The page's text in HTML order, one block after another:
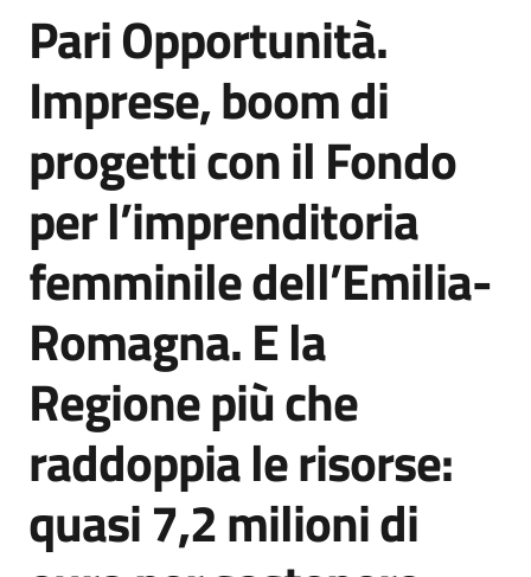
Agenzia
di
informazione
comunicazione
su
Salta al contenuto
Pari Opportunità.
Imprese, boom di
progetti con il Fondo
per l’imprenditoria
femminile dell’Emilia-
Romagna. E la
Regione più che
raddoppia le risorse:
quasi 7,2 milioni di